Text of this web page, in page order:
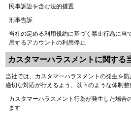
民事訴訟を含む法的措置
刑事告訴
当社の定める利用規約に基づく禁止行為に当
用するアカウントの利用停止
カスタマーハラスメントに関する
当社では、カスタマーハラスメントの発生を
適切な対応が行えるよう、以下のような体制整
カスタマーハラスメント行為が発生した場合
ます